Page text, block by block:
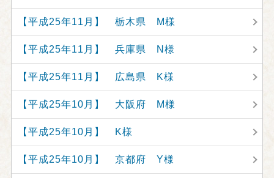
【平成25年11月】 栃木県 M様
【平成25年11月】 兵庫県 N様
【平成25年11月】 広島県 K様
【平成25年10月】 大阪府 M様
【平成25年10月】 K様
【平成25年10月】 京都府 Y様